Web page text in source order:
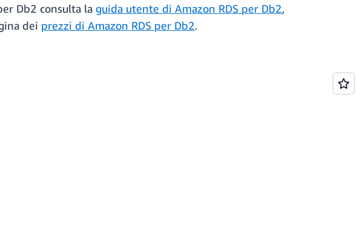
Db2 consulta la guida utente di Amazon RDS per Db2,
dei prezzi di Amazon RDS per Db2.